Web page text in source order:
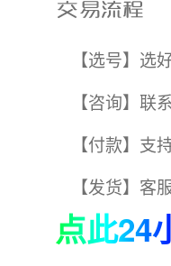
【选号】选
【咨询】联
【付款】
【发货】客
点此24